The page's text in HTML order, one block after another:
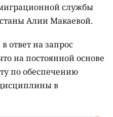
службы
Алии Макаевой.
ответ на запрос
на постоянной основе
по обеспечению
в